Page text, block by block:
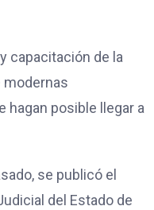
capacitación de la
modernas
hagan posible llegar a
se publicó el
del Estado de